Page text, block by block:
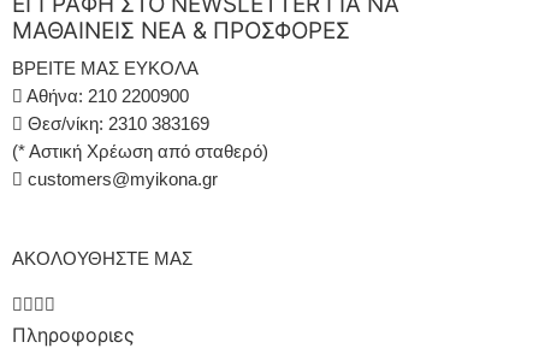
ΜΑΘΑΙΝΕΙΣ ΝΕΑ & ΠΡΟΣΦΟΡΕΣ
ΒΡΕΙΤΕ ΜΑΣ ΕΥΚΟΛΑ
Αθήνα: 210 2200900
Θεσ/νίκη: 2310 383169
(* Αστική Χρέωση από σταθερό)
customers@myikona.gr
ΑΚΟΛΟΥΘΗΣΤΕ ΜΑΣ
Πληροφοριες